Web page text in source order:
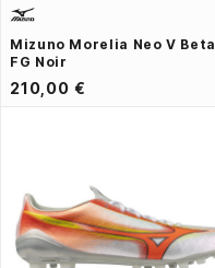
Mizuno Morelia Neo V Beta
FG Noir
210,00 €